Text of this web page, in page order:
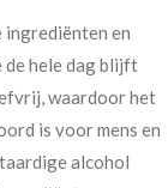
ingrediënten en
de hele dag blijft
waardoor het
is voor mens en
alcohol